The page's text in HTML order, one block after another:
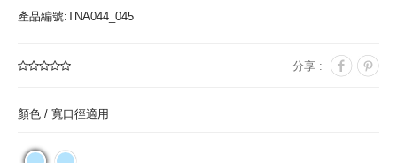
產品編號:TNA044_045
分享 :
顏色 / 寬口徑適用